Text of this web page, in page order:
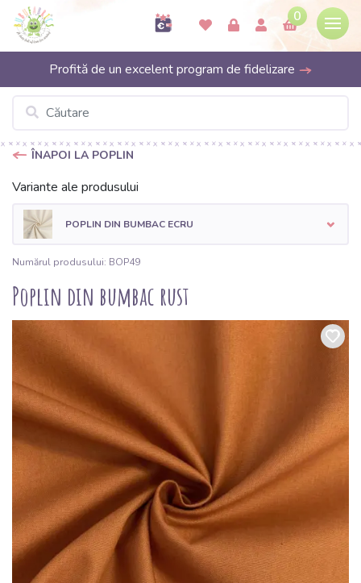
0
Profită de un excelent program de fidelizare
ÎNAPOI LA POPLIN
Variante ale produsului
POPLIN DIN BUMBAC ECRU
Numărul produsului: BOP49
Poplin din bumbac rust